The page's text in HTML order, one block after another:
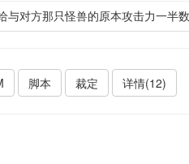
对方那只怪兽的原本攻击力一半数
脚本 裁定 详情(12)